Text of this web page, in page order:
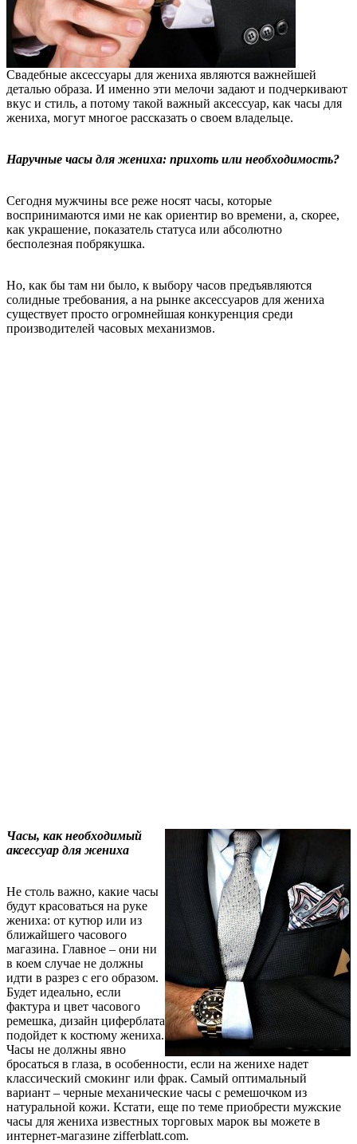
Свадебные аксессуары для жениха являются важнейшей
деталью образа. И именно эти мелочи задают и подчеркивают
вкус и стиль, а потому такой важный аксессуар, как часы для
жениха, могут многое рассказать о своем владельце.
Наручные часы для жениха: прихоть или необходимость?
Сегодня мужчины все реже носят часы, которые
воспринимаются ими не как ориентир во времени, а, скорее,
как украшение, показатель статуса или абсолютно
бесполезная побрякушка.
Но, как бы там ни было, к выбору часов предъявляются
солидные требования, а на рынке аксессуаров для жениха
существует просто огромнейшая конкуренция среди
производителей часовых механизмов.
Часы, как необходимый
аксессуар для жениха
Не столь важно, какие часы
будут красоваться на руке
жениха: от кутюр или из
ближайшего часового
магазина. Главное – они ни
в коем случае не должны
идти в разрез с его образом.
Будет идеально, если
фактура и цвет часового
ремешка, дизайн циферблата
подойдет к костюму жениха.
Часы не должны явно
бросаться в глаза, в особенности, если на женихе надет
классический смокинг или фрак. Самый оптимальный
вариант – черные механические часы с ремешочком из
натуральной кожи. Кстати, еще по теме приобрести мужские
часы для жениха известных торговых марок вы можете в
интернет-магазине zifferblatt.com.